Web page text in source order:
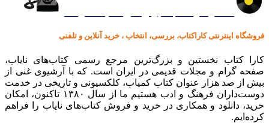
فروشگاه اینترنتی کاراکتاب، بررسی، انتخاب ، خرید آنلاین و تلفنی
کارا کتاب نخستین و بزرگ‌ترین مرجع رسمی کتاب‌های نایاب،
صفحه گرام و مجلات قدیمی در ایران است. که با آرشیوی غنی از
بیش از صد هزار عنوان کتاب کمیاب، کلکسیونی و تاریخی در خدمت
دوست‌داران فرهنگ و ادب هستیم ما از سال ۱۳۸۰ تاکنون، امکان
خرید، دانلود و همکاری در خرید و فروش کتاب‌های نایاب را فراهم
کرده‌ایم.